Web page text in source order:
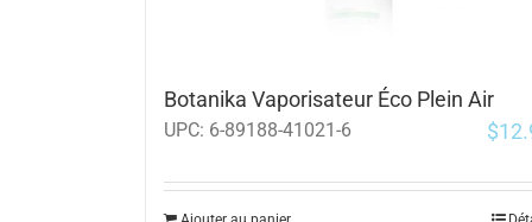
Botanika Vaporisateur Éco Plein Air
UPC: 6-89188-41021-6 $